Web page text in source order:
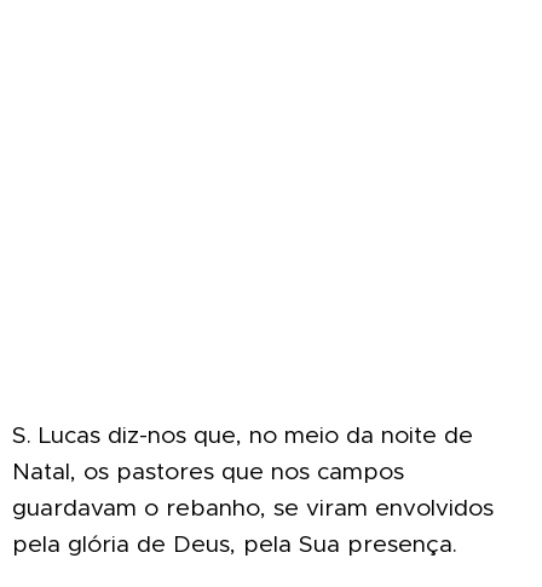
S. Lucas diz-nos que, no meio da noite de
Natal, os pastores que nos campos
guardavam o rebanho, se viram envolvidos
pela glória de Deus, pela Sua presença.